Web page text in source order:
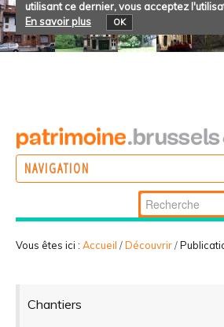
utilisant ce dernier, vous acceptez
En savoir plus
OK
NAVIGATION
Chercher par
Recherche
avancée…
Vous êtes ici : Accueil /Découvrir/
Chantiers